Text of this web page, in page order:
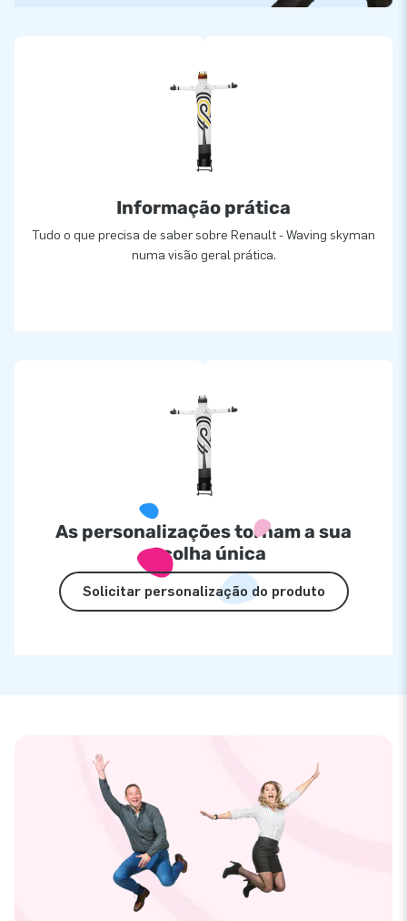
Informação prática
Tudo o que precisa de saber sobre Renault - Waving skyman
numa visão geral prática.
As personalizações tornam a sua
escolha única
Solicitar personalização do produto